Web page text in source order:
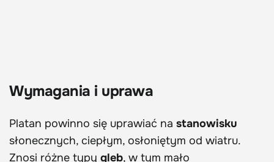
Wymagania i uprawa
Platan powinno się uprawiać na stanowisku
słonecznych, ciepłym, osłoniętym od wiatru.
Znosi różne typy gleb, w tym mało